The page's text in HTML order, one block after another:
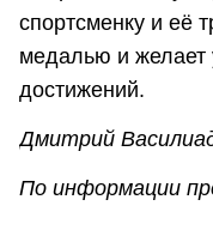
спортсменку и её
медалью и желает
достижений.
Дмитрий
По информации